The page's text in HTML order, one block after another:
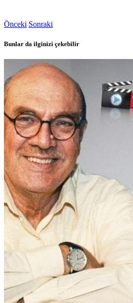
Önceki Sonraki
Bunlar da ilginizi çekebilir